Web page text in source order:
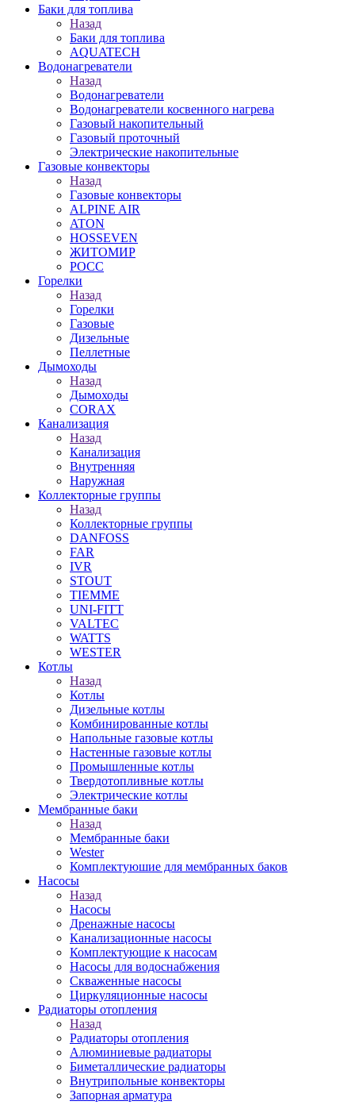
Баки для топлива
Назад
Баки для топлива
AQUATECH
Водонагреватели
Назад
Водонагреватели
Водонагреватели косвенного нагрева
Газовый накопительный
Газовый проточный
Электрические накопительные
Газовые конвекторы
Назад
Газовые конвекторы
ALPINE AIR
ATON
HOSSEVEN
ЖИТОМИР
РОСС
Горелки
Назад
Горелки
Газовые
Дизельные
Пеллетные
Дымоходы
Назад
Дымоходы
CORAX
Канализация
Назад
Канализация
Внутренняя
Наружная
Коллекторные группы
Назад
Коллекторные группы
DANFOSS
FAR
IVR
STOUT
TIEMME
UNI-FITT
VALTEC
WATTS
WESTER
Котлы
Назад
Котлы
Дизельные котлы
Комбинированные котлы
Напольные газовые котлы
Настенные газовые котлы
Промышленные котлы
Твердотопливные котлы
Электрические котлы
Мембранные баки
Назад
Мембранные баки
Wester
Комплектуюшие для мембранных баков
Насосы
Назад
Насосы
Дренажные насосы
Канализационные насосы
Комплектующие к насосам
Насосы для водоснабжения
Скваженные насосы
Циркуляционные насосы
Радиаторы отопления
Назад
Радиаторы отопления
Алюминиевые радиаторы
Биметаллические радиаторы
Внутрипольные конвекторы
Запорная арматура